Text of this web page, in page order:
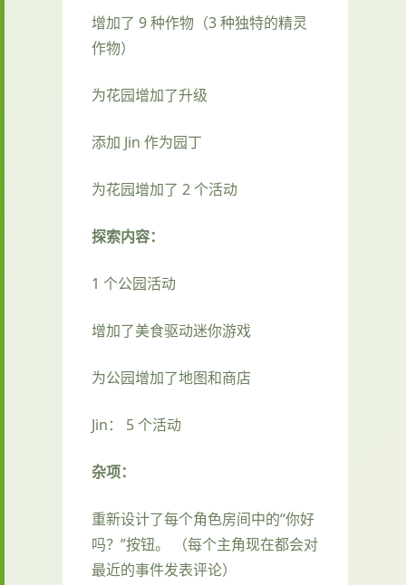
增加了 9 种作物（3 种独特的精灵
作物）
为花园增加了升级
添加 Jin 作为园丁
为花园增加了 2 个活动
探索内容：
1 个公园活动
增加了美食驱动迷你游戏
为公园增加了地图和商店
Jin： 5 个活动
杂项：
重新设计了每个角色房间中的“你好
吗？”按钮。 （每个主角现在都会对
最近的事件发表评论）